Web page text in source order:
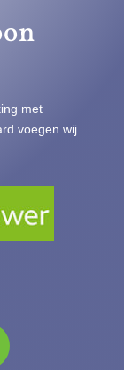
met
voegen wij